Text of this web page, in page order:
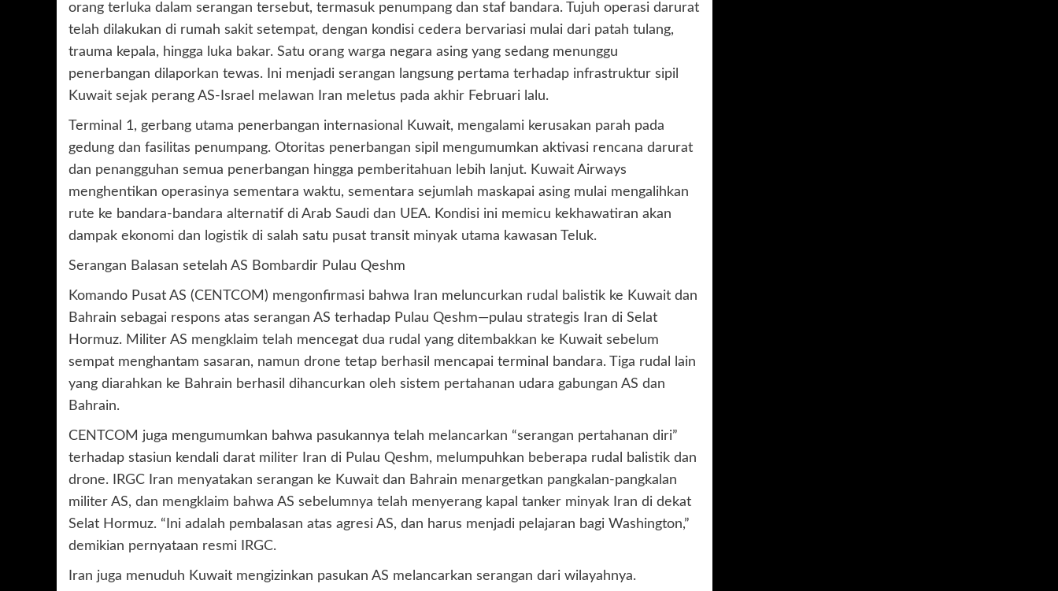
orang terluka dalam serangan tersebut, termasuk penumpang dan staf bandara. Tujuh operasi darurat
telah dilakukan di rumah sakit setempat, dengan kondisi cedera bervariasi mulai dari patah tulang,
trauma kepala, hingga luka bakar. Satu orang warga negara asing yang sedang menunggu
penerbangan dilaporkan tewas. Ini menjadi serangan langsung pertama terhadap infrastruktur sipil
Kuwait sejak perang AS-Israel melawan Iran meletus pada akhir Februari lalu.
Terminal 1, gerbang utama penerbangan internasional Kuwait, mengalami kerusakan parah pada
gedung dan fasilitas penumpang. Otoritas penerbangan sipil mengumumkan aktivasi rencana darurat
dan penangguhan semua penerbangan hingga pemberitahuan lebih lanjut. Kuwait Airways
menghentikan operasinya sementara waktu, sementara sejumlah maskapai asing mulai mengalihkan
rute ke bandara-bandara alternatif di Arab Saudi dan UEA. Kondisi ini memicu kekhawatiran akan
dampak ekonomi dan logistik di salah satu pusat transit minyak utama kawasan Teluk.
Serangan Balasan setelah AS Bombardir Pulau Qeshm
Komando Pusat AS (CENTCOM) mengonfirmasi bahwa Iran meluncurkan rudal balistik ke Kuwait dan
Bahrain sebagai respons atas serangan AS terhadap Pulau Qeshm—pulau strategis Iran di Selat
Hormuz. Militer AS mengklaim telah mencegat dua rudal yang ditembakkan ke Kuwait sebelum
sempat menghantam sasaran, namun drone tetap berhasil mencapai terminal bandara. Tiga rudal lain
yang diarahkan ke Bahrain berhasil dihancurkan oleh sistem pertahanan udara gabungan AS dan
Bahrain.
CENTCOM juga mengumumkan bahwa pasukannya telah melancarkan “serangan pertahanan diri”
terhadap stasiun kendali darat militer Iran di Pulau Qeshm, melumpuhkan beberapa rudal balistik dan
drone. IRGC Iran menyatakan serangan ke Kuwait dan Bahrain menargetkan pangkalan-pangkalan
militer AS, dan mengklaim bahwa AS sebelumnya telah menyerang kapal tanker minyak Iran di dekat
Selat Hormuz. “Ini adalah pembalasan atas agresi AS, dan harus menjadi pelajaran bagi Washington,”
demikian pernyataan resmi IRGC.
Iran juga menuduh Kuwait mengizinkan pasukan AS melancarkan serangan dari wilayahnya.